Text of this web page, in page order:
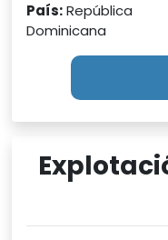
País:República
Dominicana